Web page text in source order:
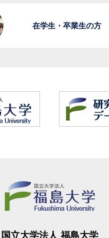
在学生・卒業生の方
国立大学法人 福島大学